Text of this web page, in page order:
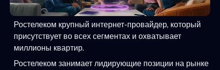
Ростелеком крупный интернет-провайдер, который
присутствует во всех сегментах и охватывает
миллионы квартир.
Ростелеком занимает лидирующие позиции на рынке